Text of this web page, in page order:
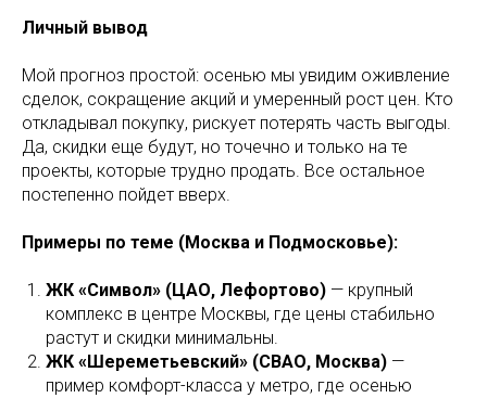
Личный вывод
Мой прогноз простой: осенью мы увидим оживление
сделок, сокращение акций и умеренный рост цен. Кто
откладывал покупку, рискует потерять часть выгоды.
Да, скидки еще будут, но точечно и только на те
проекты, которые трудно продать. Все остальное
постепенно пойдет вверх.
Примеры по теме (Москва и Подмосковье):
ЖК «Символ» (ЦАО, Лефортово) — крупный
комплекс в центре Москвы, где цены стабильно
растут и скидки минимальны.
ЖК «Шереметьевский» (СВАО, Москва) —
пример комфорт-класса у метро, где осенью